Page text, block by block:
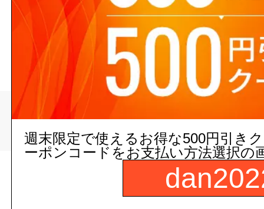
ビス（ねじ）・釘・ア
トップページ
ビス（ねじ）・釘・アンカー・プラグ
現在の店舗受注状
週末限定で使えるお得な500円引き
ーポンコードをお支払い方法選択の